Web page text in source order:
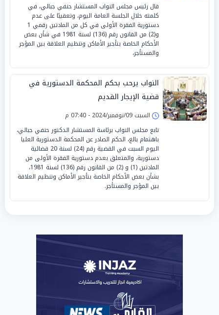
قال رئيس مجلس النواب المستشار حنفي جبالي، في
كلمته خلال الجلسة العامة اليوم، وتعقيبًا على عدم
دستورية الفقرة الأولى في كل من المادتين رقمي 1
و(2) من القانون رقم (136) لسنة 1981 في شأن بعض
الأحكام الخاصة بتأجير الأماكن وتنظيم العلاقة بين المؤجر
والمستأجر،
النواب يرحب بحكم المحكمة الدستورية في
قضية الإيجار القديم
السبت 09/نوفمبر/2024 - 07:40 م
تابع مجلس النواب برئاسة المستشار الدكتور حنفي جبالي،
باهتمام بالغ، الحكم الصادر عن المحكمة الدستورية العليا
اليوم السبت في القضية رقم (24) لسنة 20 قضائية
دستورية، والمتعلق بعدم دستورية الفقرة الأولى من
المادتين (1) و (2) من القانون رقم (136) لسنة 1981،
بشأن بعض الأحكام الخاصة بتأجير الأماكن وتنظيم العلاقة
بين المؤجر والمستأجر.